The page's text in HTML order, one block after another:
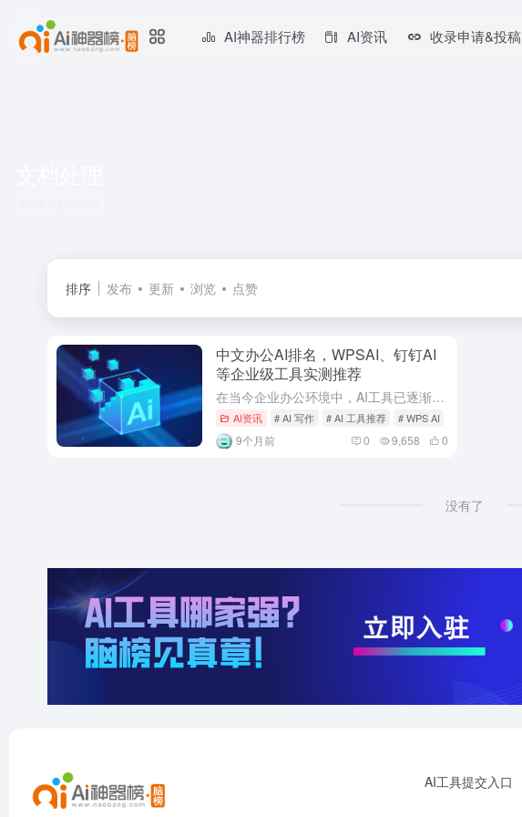
AI神器排行榜 AI资讯 收录申请&投稿
排序 发布 更新 浏览 点赞
中文办公AI排名，WPSAI、钉钉AI
等企业级工具实测推荐
在当今企业办公环境中，AI工具已逐渐成为提升效率、优化流程的重要手段。尤其是中文办公场景下，AI 功能的便捷性与实用性成为企业决策的关键参考。本文将从功能实用性、用户体验、行业适配性等多个维度，对当前...
AI资讯 # AI 写作 # AI 工具推荐 # WPS AI
9个月前 0 9,658 0
没有了
AI工具提交入口